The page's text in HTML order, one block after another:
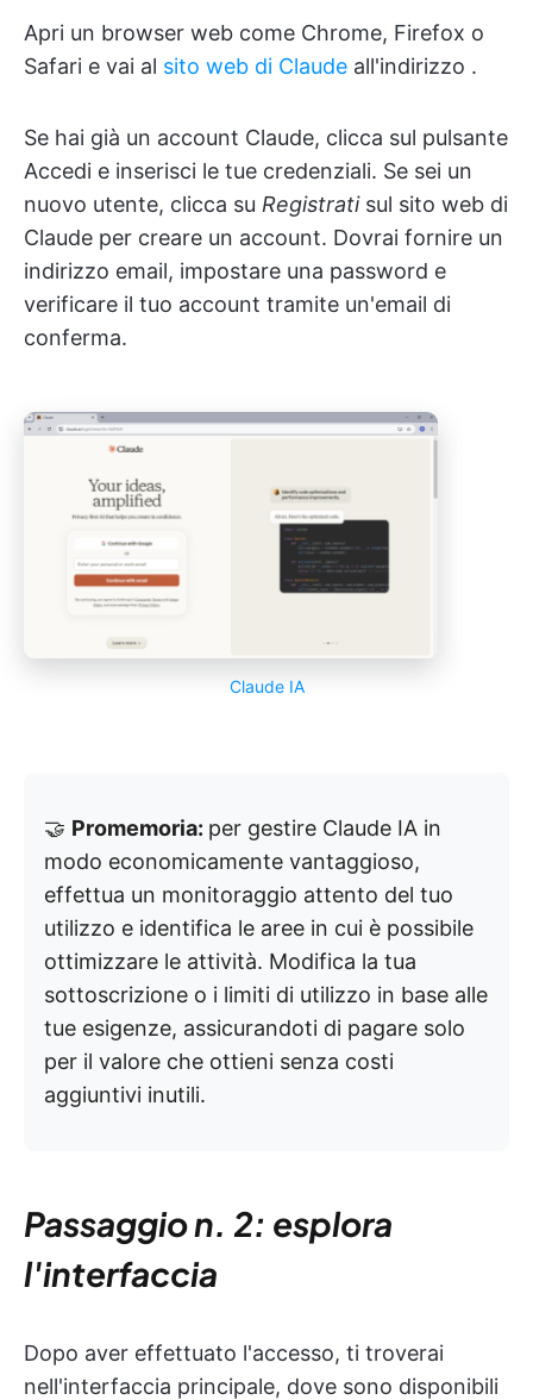
Apri un browser web come Chrome, Firefox o
Safari e vai al sito web di Claude all'indirizzo .
Se hai già un account Claude, clicca sul pulsante
Accedi e inserisci le tue credenziali. Se sei un
nuovo utente, clicca su Registrati sul sito web di
Claude per creare un account. Dovrai fornire un
indirizzo email, impostare una password e
verificare il tuo account tramite un'email di
conferma.
Claude IA
🤝 Promemoria: per gestire Claude IA in
modo economicamente vantaggioso,
effettua un monitoraggio attento del tuo
utilizzo e identifica le aree in cui è possibile
ottimizzare le attività. Modifica la tua
sottoscrizione o i limiti di utilizzo in base alle
tue esigenze, assicurandoti di pagare solo
per il valore che ottieni senza costi
aggiuntivi inutili.
Passaggio n. 2: esplora
l'interfaccia
Dopo aver effettuato l'accesso, ti troverai
nell'interfaccia principale, dove sono disponibili